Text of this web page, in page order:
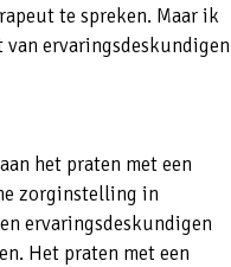
te spreken. Maar ik
ervaringsdeskundigen
het praten met een
zorginstelling in
ervaringsdeskundigen
Het praten met een